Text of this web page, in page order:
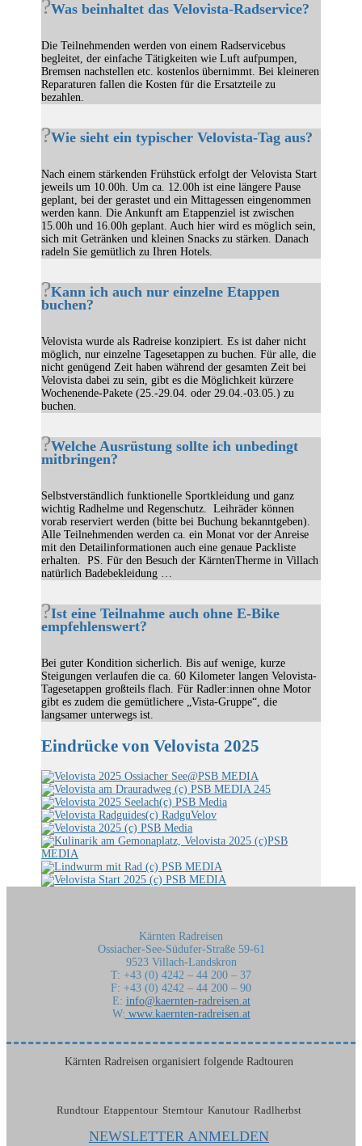
Was beinhaltet das Velovista-Radservice?
Die Teilnehmenden werden von einem Radservicebus
begleitet, der einfache Tätigkeiten wie Luft aufpumpen,
Bremsen nachstellen etc. kostenlos übernimmt. Bei kleineren
Reparaturen fallen die Kosten für die Ersatzteile zu
bezahlen.
Wie sieht ein typischer Velovista-Tag aus?
Nach einem stärkenden Frühstück erfolgt der Velovista Start
jeweils um 10.00h. Um ca. 12.00h ist eine längere Pause
geplant, bei der gerastet und ein Mittagessen eingenommen
werden kann. Die Ankunft am Etappenziel ist zwischen
15.00h und 16.00h geplant. Auch hier wird es möglich sein,
sich mit Getränken und kleinen Snacks zu stärken. Danach
radeln Sie gemütlich zu Ihren Hotels.
Kann ich auch nur einzelne Etappen
buchen?
Velovista wurde als Radreise konzipiert. Es ist daher nicht
möglich, nur einzelne Tagesetappen zu buchen. Für alle, die
nicht genügend Zeit haben während der gesamten Zeit bei
Velovista dabei zu sein, gibt es die Möglichkeit kürzere
Wochenende-Pakete (25.-29.04. oder 29.04.-03.05.) zu
buchen.
Welche Ausrüstung sollte ich unbedingt
mitbringen?
Selbstverständlich funktionelle Sportkleidung und ganz
wichtig Radhelme und Regenschutz. Leihräder können
vorab reserviert werden (bitte bei Buchung bekanntgeben).
Alle Teilnehmenden werden ca. ein Monat vor der Anreise
mit den Detailinformationen auch eine genaue Packliste
erhalten. PS. Für den Besuch der KärntenTherme in Villach
natürlich Badebekleidung …
Ist eine Teilnahme auch ohne E-Bike
empfehlenswert?
Bei guter Kondition sicherlich. Bis auf wenige, kurze
Steigungen verlaufen die ca. 60 Kilometer langen Velovista-
Tagesetappen großteils flach. Für Radler:innen ohne Motor
gibt es zudem die gemütlichere „Vista-Gruppe“, die
langsamer unterwegs ist.
Eindrücke von Velovista 2025
Kärnten Radreisen
Ossiacher-See-Südufer-Straße 59-61
9523 Villach-Landskron
T: +43 (0) 4242 – 44 200 – 37
F: +43 (0) 4242 – 44 200 – 90
E: info@kaernten-radreisen.at
W: www.kaernten-radreisen.at
Kärnten Radreisen organisiert folgende Radtouren
Rundtour Etappentour Sterntour Kanutour Radlherbst
NEWSLETTER ANMELDEN